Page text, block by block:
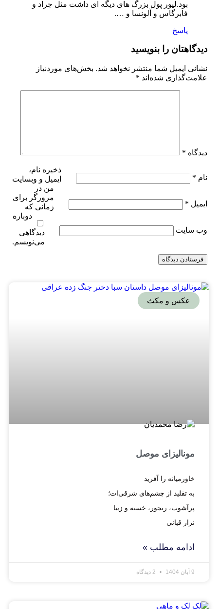
بود.لیور پول بزرگ های دیگه ای داشت مثل جراد و
فابرگاس و آلونسا و ….
پاسخ
دیدگاهتان را بنویسید
نشانی ایمیل شما منتشر نخواهد شد. بخش‌های موردنیاز
علامت‌گذاری شده‌اند *
دیدگاه *
نام *
ایمیل *
وب‌ سایت
ذخیره نام،
ایمیل و وبسایت
من در
مرورگر برای
زمانی که
دوباره
دیدگاهی
می‌نویسم.
عکس و مکث
مونالیزای موصل
خاورمیانه را آفرید‍‍
به تقلید از چشم‎‌‌های شرقی‌ات؛
پرآشوب، رنجور، خسته و زیبا
نزار قبانی
ادامه مطلب »
9 آبان 1404